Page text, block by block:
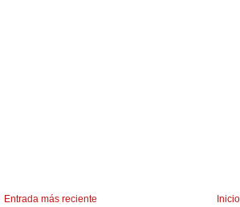
Entrada más reciente
Inicio